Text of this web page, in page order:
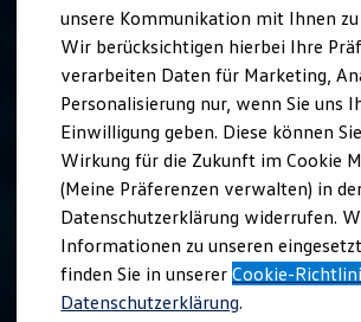
Oldtimer
Bulli Historie
Branchenlösungen & Gewerbekunden
Umbaulösungen und Hersteller
Auf- und Umbauten entdecken
Groß- und Sonderkunden
Großkunden
Kommunen & Behörden
Journalisten
Sportvereine
Branchenlösungen
Bau & Handwerk
Gewerbliche
Service & mobile
Kurier, Logistik & Handel
unsere Kommunikation mit Ihnen
Wir berücksichtigen hierbei Ihre
verarbeiten Daten für Marketing,
Personalisierung nur, wenn Sie uns
Einwilligung geben. Diese können
Wirkung für die Zukunft im Cookie
(Meine Präferenzen verwalten) in
Datenschutzerklärung widerrufen.
Informationen zu unseren
finden Sie in unsererCookie-
Datenschutzerklärung.